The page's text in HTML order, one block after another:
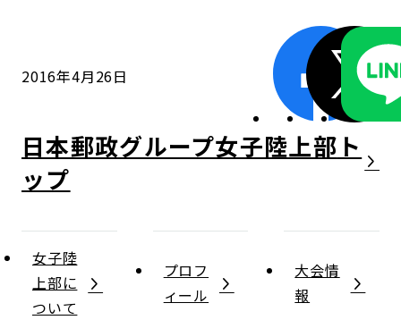
ESGデータ集
2016年4月26日
日本郵政グループ女子陸上部
女子陸
上部に
ついて
プロフ
ィール
大会情
報